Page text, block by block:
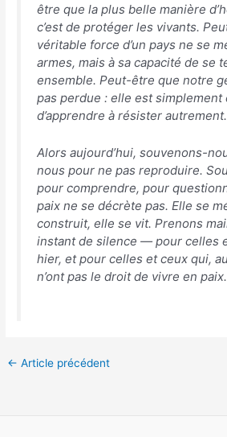
être que la plus belle manière
c’est de protéger les vivants.
véritable force d’un pays ne se
armes, mais à sa capacité de se
ensemble. Peut-être que notre
pas perdue : elle est simplement
d’apprendre à résister autrement.
Alors aujourd’hui, souvenons-
nous pour ne pas reproduire.
pour comprendre, pour
paix ne se décrète pas. Elle se
construit, elle se vit. Prenons
instant de silence — pour celles
hier, et pour celles et ceux qui,
n’ont pas le droit de vivre en paix.
← Article précédent